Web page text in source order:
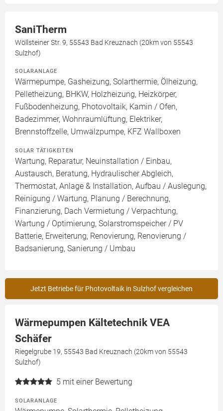
SaniTherm
Wöllsteiner Str. 9, 55543 Bad Kreuznach (20km von 55543
Sulzhof)
SOLARANLAGE
Wärmepumpe, Gasheizung, Solarthermie, Ölheizung,
Pelletheizung, BHKW, Holzheizung, Heizkörper,
Fußbodenheizung, Photovoltaik, Kamin / Ofen,
Badezimmer, Wohnraumlüftung, Elektriker,
Brennstoffzelle, Umwälzpumpe, KFZ Wallboxen
SOLAR TÄTIGKEITEN
Wartung, Reparatur, Neuinstallation / Einbau,
Austausch, Beratung, Hydraulischer Abgleich,
Thermostat, Anlage & Installation, Aufbau / Auslegung,
Reinigung / Wartung, Planung / Berechnung,
Finanzierung, Dach Vermietung / Verpachtung,
Wartung / Optimierung, Solarstromspeicher / PV
Batterie, Erweiterung, Renovierung, Renovierung /
Badsanierung, Sanierung / Umbau
Jetzt Betriebe für Photovoltaik in Sulzhof vergleichen
Wärmepumpen Kältetechnik VEA
Schäfer
Riegelgrube 19, 55543 Bad Kreuznach (20km von 55543
Sulzhof)
5 mit einer Bewertung
SOLARANLAGE